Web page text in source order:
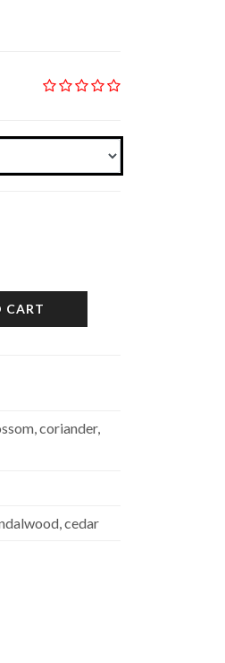
CART
coriander,
cedar